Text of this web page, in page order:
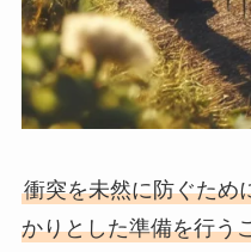
衝突を未然に防ぐため
かりとした準備を行う